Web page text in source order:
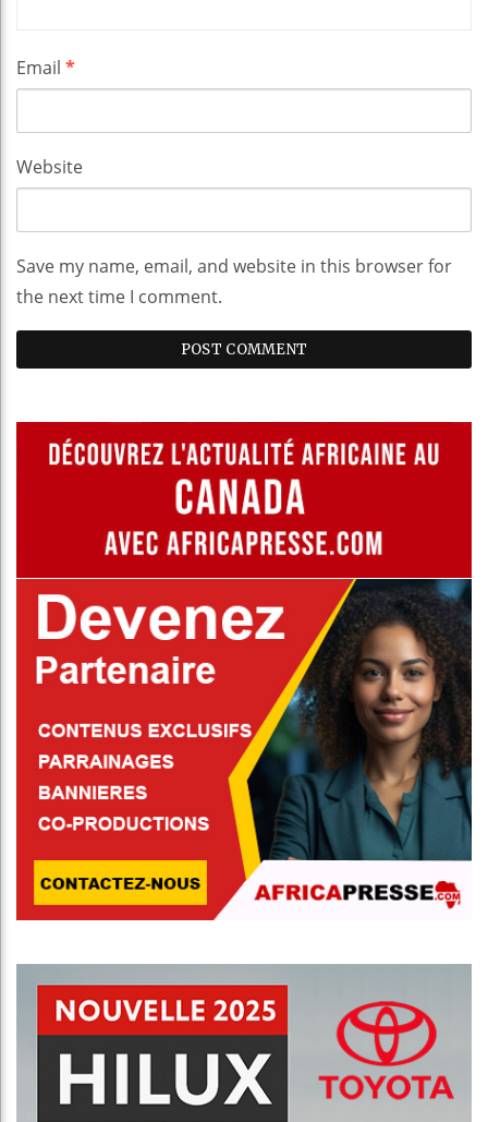
Email *
Website
Save my name, email, and website in this browser for
the next time I comment.